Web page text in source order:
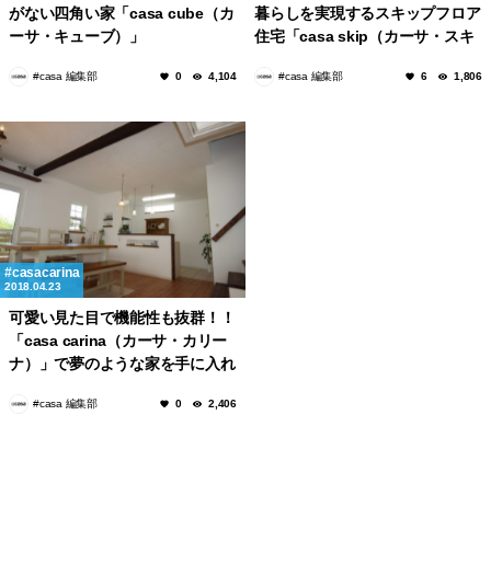
がない四角い家「casa cube（カ
ーサ・キューブ）」
#casa 編集部 0 4,104
暮らしを実現するスキップフロア
住宅「casa skip（カーサ・スキ
#casa 編集部 6 1,806
casacarina
2018.04.23
可愛い見た目で機能性も抜群！！
「casa carina（カーサ・カリー
ナ）」で夢のような家を手に入れ
#casa 編集部 0 2,406